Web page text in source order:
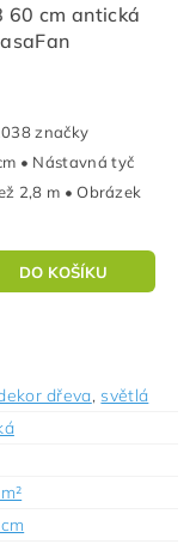
60 cm antická
značky
• Nástavná tyč
2,8 m • Obrázek
dřeva, světlá